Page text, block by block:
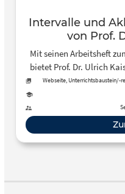
Intervalle und
von Prof.
Mit seinen Arbeitsheft
bietet Prof. Dr. Ulrich
sowohl für das
Webseite, Unterrichtsbaustein/-